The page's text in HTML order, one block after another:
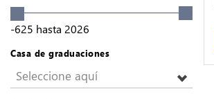
-625 hasta 2026
Casa de graduaciones
Seleccione aquí